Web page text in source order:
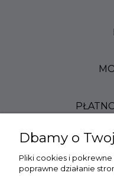
Dbamy o
Pliki cookies i
poprawne działanie